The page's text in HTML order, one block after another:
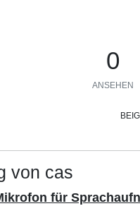
0
ANSEHEN
von cas
für